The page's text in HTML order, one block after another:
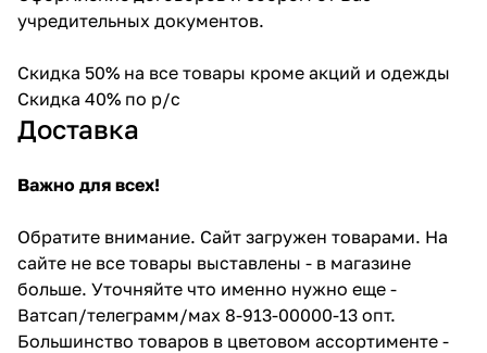
учредительных документов.
Скидка 50% на все товары кроме акций и одежды
Скидка 40% по р/с
Доставка
Важно для всех!
Обратите внимание. Сайт загружен товарами. На
сайте не все товары выставлены - в магазине
больше. Уточняйте что именно нужно еще -
Ватсап/телеграмм/мах 8-913-00000-13 опт.
Большинство товаров в цветовом ассортименте -